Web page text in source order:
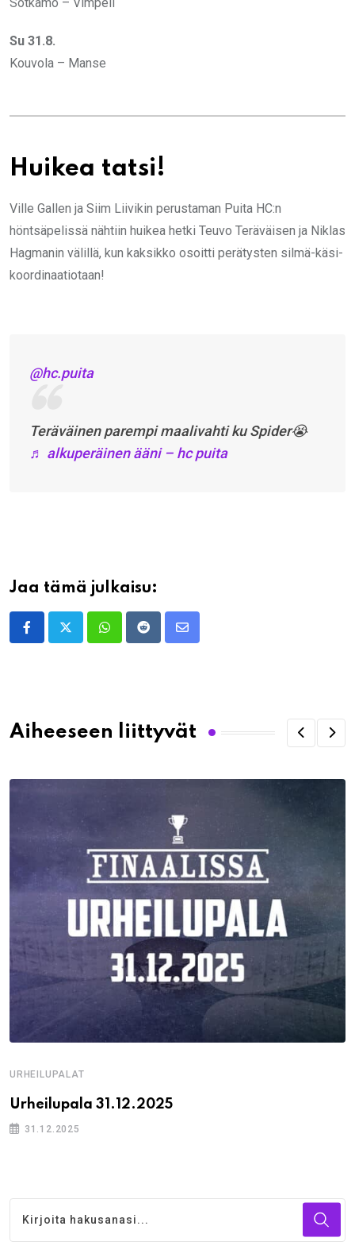
Su 31.8.
Kouvola – Manse
Huikea tatsi!
Ville Gallen ja Siim Liivikin perustaman Puita HC:n
höntsäpelissä nähtiin huikea hetki Teuvo Teräväisen ja Niklas
Hagmanin välillä, kun kaksikko osoitti perätysten silmä-käsi-
koordinaatiotaan!
@hc.puita
Teräväinen parempi maalivahti ku Spider😭
♬ alkuperäinen ääni – hc puita
Jaa tämä julkaisu:
WhatsappRedditShare
Aiheeseen liittyvät
URHEILUPALAT
Urheilupala 31.12.2025
31.12.2025